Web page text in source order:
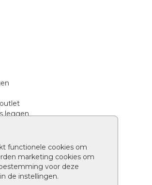
functionele cookies om
marketing cookies om
voor deze
de instellingen.
leggen
betonstenen
onderhouden
voor betonstenen
en keramische